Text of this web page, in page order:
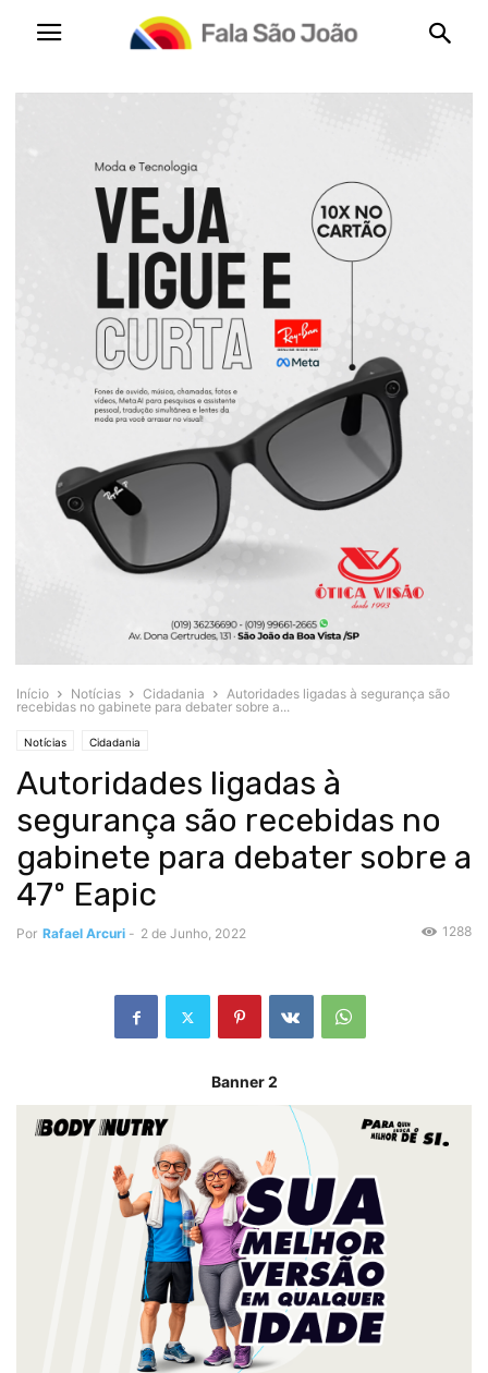
Início Notícias Cidadania
Autoridades ligadas à segurança são
recebidas no gabinete para debater sobre a...
Notícias Cidadania
Autoridades ligadas à
segurança são recebidas no
gabinete para debater sobre a
47º Eapic
Por Rafael Arcuri - 2 de Junho, 2022 1288
Banner 2